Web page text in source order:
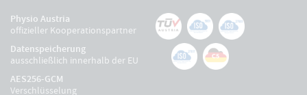
Physio Austria
offizieller Kooperationspartner
Datenspeicherung
ausschließlich innerhalb der EU
AES256-GCM
Verschlüsselung